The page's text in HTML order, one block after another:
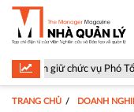
vụ Phó Tổng Biên tập
TRANG CHỦ DOANH